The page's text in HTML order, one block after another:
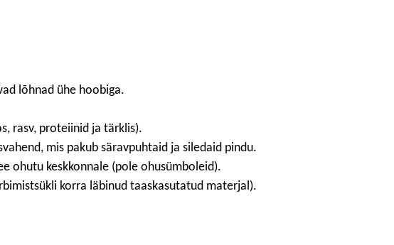
lõhnad ühe hoobiga.
rasv, proteiinid ja tärklis).
mis pakub säravpuhtaid ja siledaid pindu.
ohutu keskkonnale (pole ohusümboleid).
korra läbinud taaskasutatud materjal).